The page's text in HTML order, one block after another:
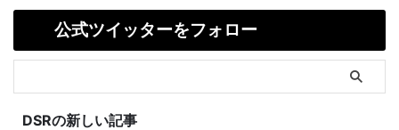
公式ツイッターをフォロー
DSRの新しい記事